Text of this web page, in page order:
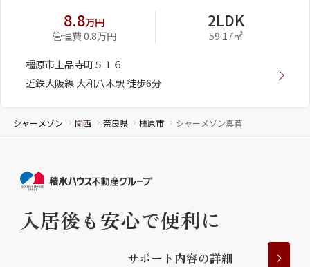
8.8万円
管理費 0.8万円
2LDK
59.17㎡
橿原市上品寺町５１６
近鉄大阪線 大和八木駅 徒歩6分
シャーメゾン 関西 奈良県 橿原市 シャーメゾン真菅
入居後も安心で便利に
サポー ト 内容の詳細